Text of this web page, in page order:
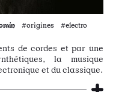
#origines #electro
de cordes et par une
la musique
et du classique.